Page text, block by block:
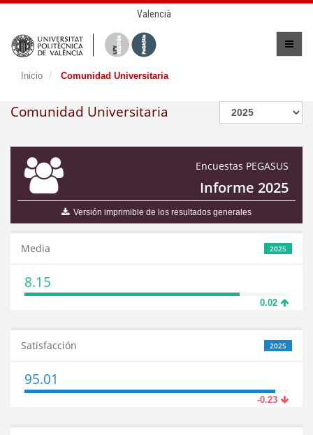
Valencià
Inicio Comunidad Universitaria
Comunidad Universitaria
Encuestas PEGASUS
Informe 2025
Versión imprimible de los resultados generales
2025
Media
8.15
0.02
2025
Satisfacción
95.01
-0.23